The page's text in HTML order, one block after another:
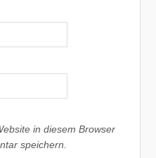
in diesem Browser
speichern.